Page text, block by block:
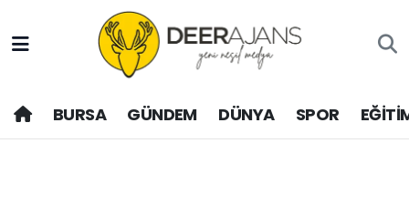
BURSA GÜNDEM DÜNYA SPOR
Hava Durumu
Trafik Durumu